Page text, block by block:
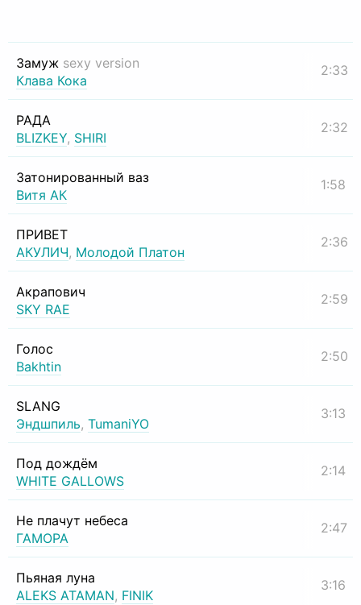
Замуж sexy version
Клава Кока
2:33
РАДА
BLIZKEY, SHIRI
2:32
Затонированный ваз
Витя АК
1:58
ПРИВЕТ
АКУЛИЧ, Молодой Платон
2:36
Акрапович
SKY RAE
2:59
Голос
Bakhtin
2:50
SLANG
Эндшпиль, TumaniYO
3:13
Под дождём
WHITE GALLOWS
2:14
Не плачут небеса
ГАМОРА
2:47
Пьяная луна
ALEKS ATAMAN, FINIK
3:16